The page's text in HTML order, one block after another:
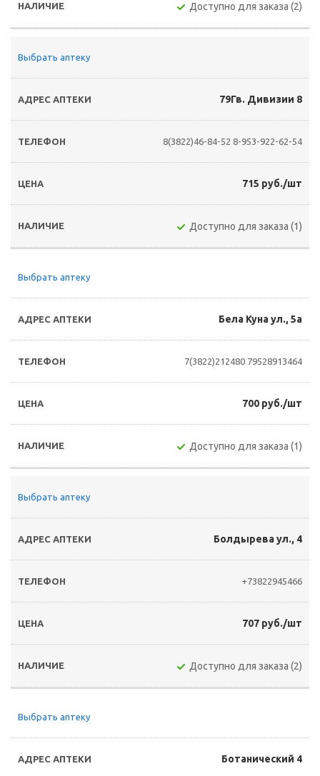
Доступно для заказа (2)
Выбрать аптеку
79Гв. Дивизии 8
8(3822)46-84-52 8-953-922-62-54
715 руб./шт
Доступно для заказа (1)
Выбрать аптеку
Бела Куна ул., 5а
7(3822)212480 79528913464
700 руб./шт
Доступно для заказа (1)
Выбрать аптеку
Болдырева ул., 4
+73822945466
707 руб./шт
Доступно для заказа (2)
Выбрать аптеку
Ботанический 4